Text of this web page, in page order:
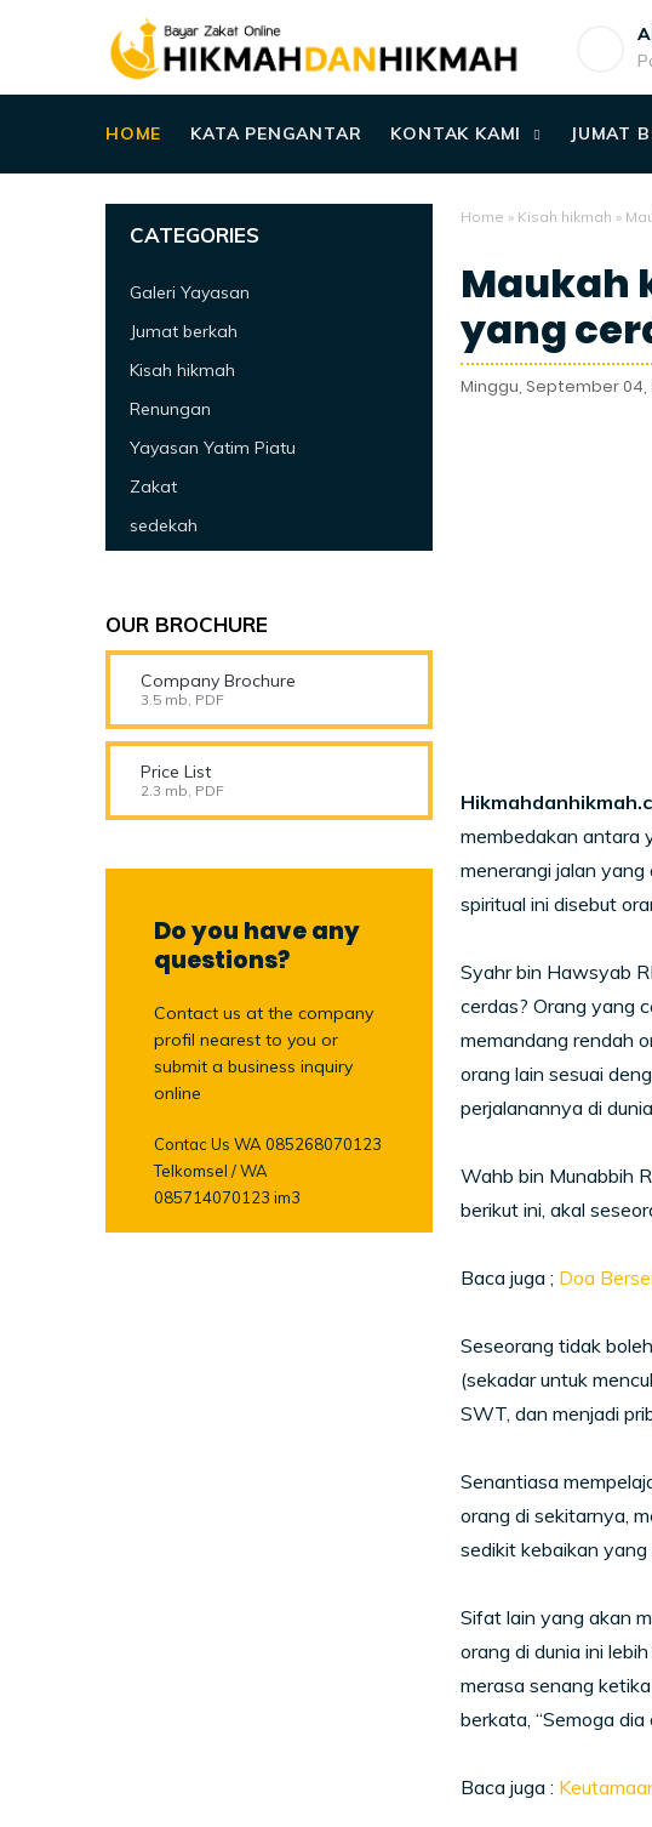
HOME KATA PENGANTAR KONTAK KAMI JUMAT
Home » Kisah hikmah »
Maukah
yang
Minggu, September 04,
membedakan antara
menerangi jalan
spiritual ini disebut
Syahr bin Hawsyab
cerdas? Orang yang
memandang rendah
orang lain sesuai
perjalanannya di
Wahb bin Munabbih
berikut ini, akal
Baca juga ; Doa
Seseorang tidak
(sekadar untuk
SWT, dan menjadi
Senantiasa
orang di sekitarnya,
sedikit kebaikan yang
Sifat lain yang akan
orang di dunia ini
merasa senang
berkata, “Semoga
Baca juga :
CATEGORIES
Galeri Yayasan
Jumat berkah
Kisah hikmah
Renungan
Yayasan Yatim Piatu
Zakat
sedekah
OUR BROCHURE
Company Brochure
3.5 mb, PDF
Price List
2.3 mb, PDF
Do you have any
questions?
Contact us at the company
profil nearest to you or
submit a business inquiry
online
Contac Us WA 085268070123
Telkomsel / WA
085714070123 im3